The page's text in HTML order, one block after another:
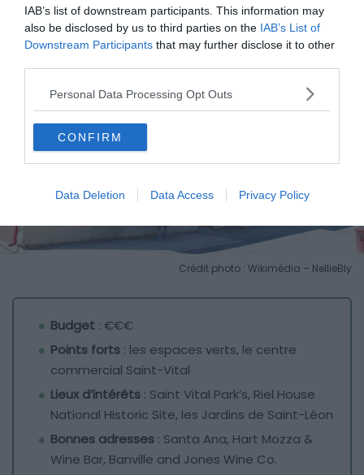
IAB’s list of downstream participants. This information may
also be disclosed by us to third parties on the IAB’s List of
Downstream Participants that may further disclose it to other
Personal Data Processing Opt Outs
CONFIRM
Data Deletion Data Access Privacy Policy
Crédit photo : Wikimédia – NellieBly
Budget : €€€
Points forts : les espaces verts, le centre
commercial Saint-Vital
Lieux d’intérêts : Saint Vital Park’s, Riel House
National Historic Site, les Jardins de Saint-Léon
Bonnes adresses : Santa Ana, Hart Mozza &
Wine Bar, Banville and Jones Wine Co.